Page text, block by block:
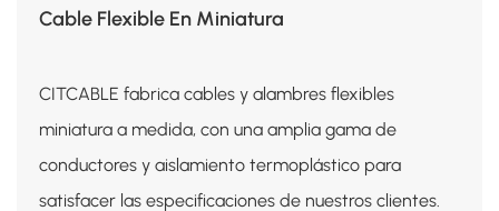
Cable Flexible En Miniatura
CITCABLE fabrica cables y alambres flexibles
miniatura a medida, con una amplia gama de
conductores y aislamiento termoplástico para
satisfacer las especificaciones de nuestros clientes.